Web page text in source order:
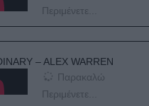
Περιμένετε...
– ALEX WARREN
Παρακαλώ
Περιμένετε...